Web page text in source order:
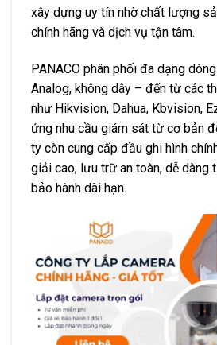
xây dựng uy tín nhờ chất lượng
chính hãng và dịch vụ tận tâm.
PANACO phân phối đa dạng
Analog, không dây – đến từ các
như Hikvision, Dahua, Kbvision,
ứng nhu cầu giám sát từ cơ bản
ty còn cung cấp đầu ghi hình
giải cao, lưu trữ an toàn, dễ dàng
bảo hành dài hạn.